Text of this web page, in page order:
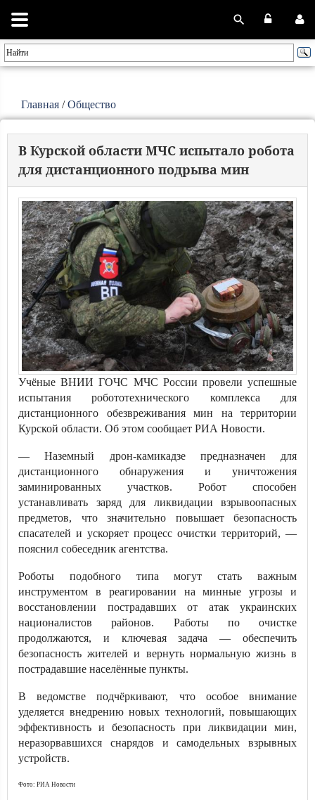
Главная /Общество
В Курской области МЧС испытало робота
для дистанционного подрыва мин
Учёные ВНИИ ГОЧС МЧС России провели успешные
испытания робототехнического комплекса для
дистанционного обезвреживания мин на территории
Курской области. Об этом сообщает РИА Новости.
— Наземный дрон-камикадзе предназначен для
дистанционного обнаружения и уничтожения
заминированных участков. Робот способен
устанавливать заряд для ликвидации взрывоопасных
предметов, что значительно повышает безопасность
спасателей и ускоряет процесс очистки территорий, —
пояснил собеседник агентства.
Роботы подобного типа могут стать важным
инструментом в реагировании на минные угрозы и
восстановлении пострадавших от атак украинских
националистов районов. Работы по очистке
продолжаются, и ключевая задача — обеспечить
безопасность жителей и вернуть нормальную жизнь в
пострадавшие населённые пункты.
В ведомстве подчёркивают, что особое внимание
уделяется внедрению новых технологий, повышающих
эффективность и безопасность при ликвидации мин,
неразорвавшихся снарядов и самодельных взрывных
устройств.
Фото: РИА Новости